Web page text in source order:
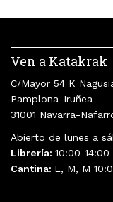
Ven a Katakrak
C/Mayor 54 K
Pamplona-Iruñea
31001 Navarra-
Abierto de lunes a
Librería: 10:00-
Cantina: L, M, M